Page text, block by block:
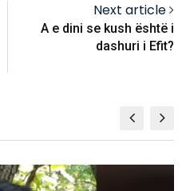
Next article
A e dini se kush është i
dashuri i Efit?